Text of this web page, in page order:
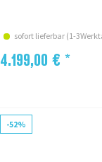
sofort lieferbar (1-
4.199,00 € *
-52%